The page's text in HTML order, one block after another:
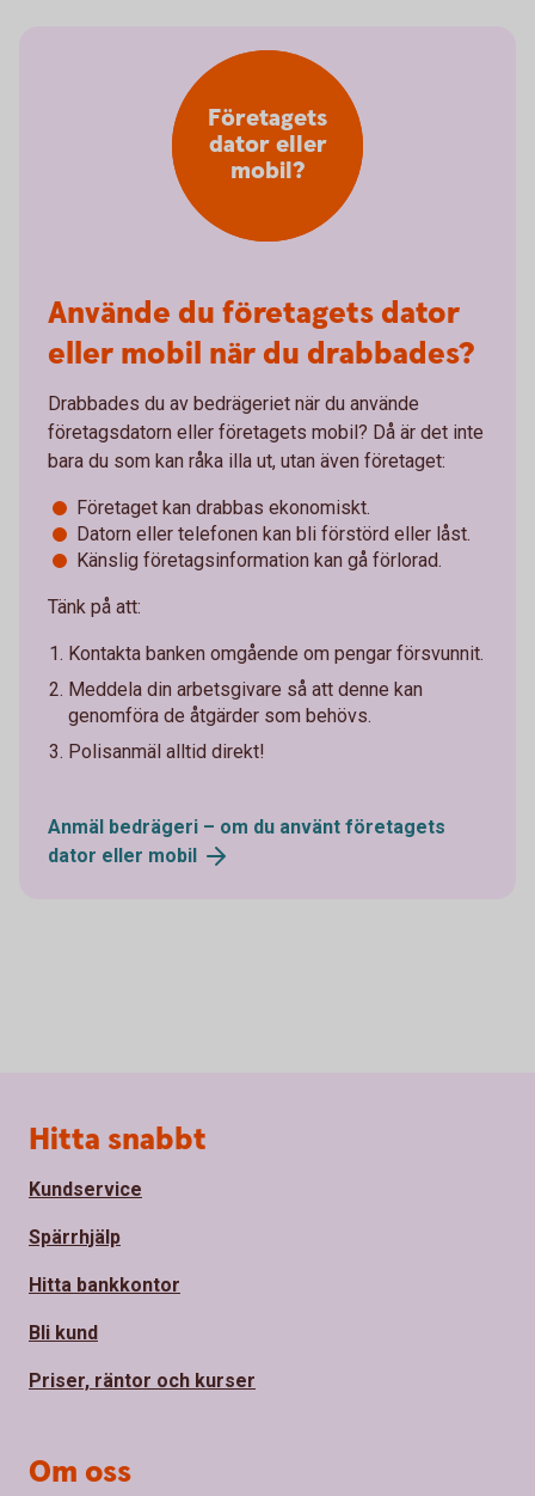
Företagets
dator eller
mobil?
Använde du företagets dator
eller mobil när du drabbades?
Drabbades du av bedrägeriet när du använde
företagsdatorn eller företagets mobil? Då är det inte
bara du som kan råka illa ut, utan även företaget:
Företaget kan drabbas ekonomiskt.
Datorn eller telefonen kan bli förstörd eller låst.
Känslig företagsinformation kan gå förlorad.
Tänk på att:
Kontakta banken omgående om pengar försvunnit.
Meddela din arbetsgivare så att denne kan
genomföra de åtgärder som behövs.
Polisanmäl alltid direkt!
Anmäl bedrägeri – om du använt företagets
dator eller mobil
Sidfot
Hitta snabbt
Kundservice
Spärrhjälp
Hitta bankkontor
Bli kund
Priser, räntor och kurser
Om oss